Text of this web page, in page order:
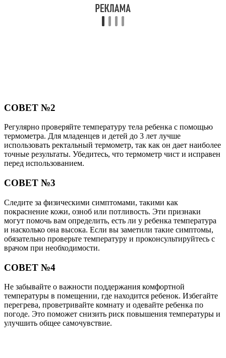
СОВЕТ №2
Регулярно проверяйте температуру тела ребенка с помощью
термометра. Для младенцев и детей до 3 лет лучше
использовать ректальный термометр, так как он дает наиболее
точные результаты. Убедитесь, что термометр чист и исправен
перед использованием.
СОВЕТ №3
Следите за физическими симптомами, такими как
покраснение кожи, озноб или потливость. Эти признаки
могут помочь вам определить, есть ли у ребенка температура
и насколько она высока. Если вы заметили такие симптомы,
обязательно проверьте температуру и проконсультируйтесь с
врачом при необходимости.
СОВЕТ №4
Не забывайте о важности поддержания комфортной
температуры в помещении, где находится ребенок. Избегайте
перегрева, проветривайте комнату и одевайте ребенка по
погоде. Это поможет снизить риск повышения температуры и
улучшить общее самочувствие.